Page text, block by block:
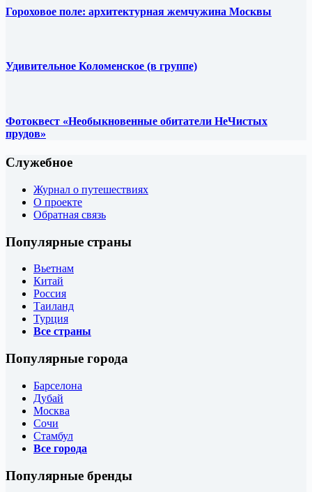
Гороховое поле: архитектурная жемчужина Москвы
Удивительное Коломенское (в группе)
Фотоквест «Необыкновенные обитатели НеЧистых
прудов»
Служебное
Журнал о путешествиях
О проекте
Обратная связь
Популярные страны
Вьетнам
Китай
Россия
Таиланд
Турция
Все страны
Популярные города
Барселона
Дубай
Москва
Сочи
Стамбул
Все города
Популярные бренды